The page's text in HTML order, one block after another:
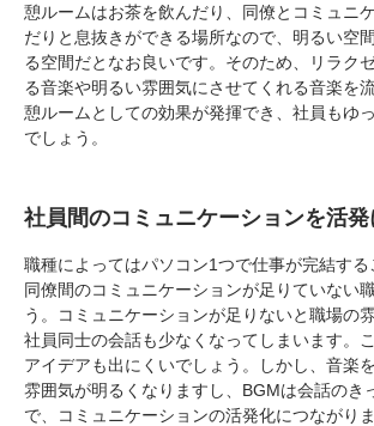
憩ルームはお茶を飲んだり、同僚とコミュニ
だりと息抜きができる場所なので、明るい空
る空間だとなお良いです。そのため、リラク
る音楽や明るい雰囲気にさせてくれる音楽を
憩ルームとしての効果が発揮でき、社員もゆ
でしょう。
社員間のコミュニケーションを活発
職種によってはパソコン1つで仕事が完結する
同僚間のコミュニケーションが足りていない
う。コミュニケーションが足りないと職場の
社員同士の会話も少なくなってしまいます。
アイデアも出にくいでしょう。しかし、音楽
雰囲気が明るくなりますし、BGMは会話のき
で、コミュニケーションの活発化につながりま